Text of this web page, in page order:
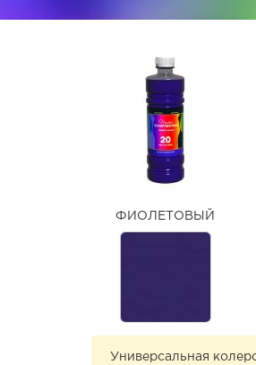
ФИОЛЕТОВЫЙ
Универсальная